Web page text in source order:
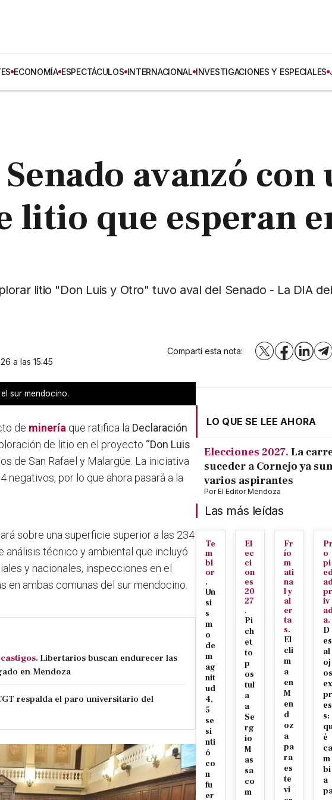
ECONOMÍA ESPECTÁCULOS INTERNACIONAL INVESTIGACIONES Y ESPECIALES
avanzó con
litio que esperan
litio "Don Luis y Otro" tuvo aval del Senado - La DIA
a las 15:45
Compartí esta nota: X Facebook
sur mendocino.
de minería que ratifica la Declaración
de litio en el proyecto “Don Luis
de San Rafael y Malargüe. La iniciativa
por lo que ahora pasará a la
sobreuna superficie superior a las 234
análisis técnico y ambiental que incluyó
y nacionales, inspecciones en el
en ambas comunas del sur mendocino.
Libertarios buscan endurecer las
en Mendoza
respalda el paro universitario del
LO QUE SE LEE AHORA
Elecciones 2027. La
suceder a Cornejo ya
varios aspirantes
PorEl Editor Mendoza
Las más leídas
Te
m
bl
or
.
Un
si
s
m
o
de
m
ag
nit
ud
4,
5
se
si
nti
ó
co
n
fu
er
El
ec
ci
on
es
20
27
.
Pi
ch
et
to
p
os
tul
a
a
Se
rg
io
M
as
sa
co
m
Fr
ío
m
ati
na
l y
al
er
ta
s.
El
cli
m
a
en
M
en
d
oz
a
pa
ra
es
te
vi
Pr
o
pi
pr
iv
a.
D
es
al
oj
os
ex
pr
es
s:
é
ca
m
bi
a